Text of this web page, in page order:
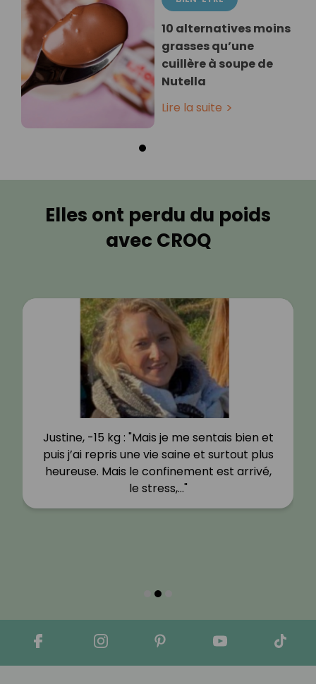
10 alternatives moins
grasses qu’une
cuillère à soupe de
Nutella
Lire la suite
Elles ont perdu du poids
avec CROQ
Justine, -15 kg : "Mais je me sentais bien et
puis j’ai repris une vie saine et surtout plus
heureuse. Mais le confinement est arrivé,
le stress,…"